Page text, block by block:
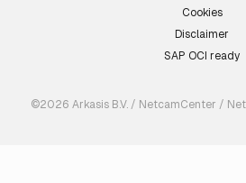
Cookies
Disclaimer
SAP OCI ready
©2026 Arkasis B.V. / NetcamCenter /